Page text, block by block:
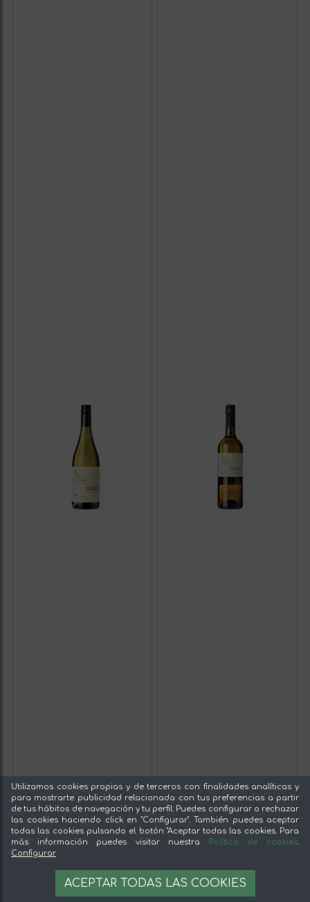
Utilizamos cookies propias y de terceros con finalidades analíticas y
para mostrarte publicidad relacionada con tus preferencias a partir
de tus hábitos de navegación y tu perfil. Puedes configurar o rechazar
las cookies haciendo click en "Configurar". También puedes aceptar
todas las cookies pulsando el botón "Aceptar todas las cookies. Para
más información puedes visitar nuestra
Política de cookies.
Configurar
ACEPTAR TODAS LAS COOKIES